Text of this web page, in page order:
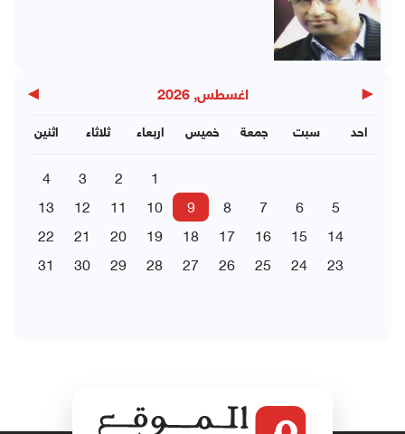
◀ اغسطس, 2026 ▶
اثنين ثلاثاء اربعاء خميس جمعة سبت احد
1
2
3
4
5
6
7
8
9
10
11
12
13
14
15
16
17
18
19
20
21
22
23
24
25
26
27
28
29
30
31